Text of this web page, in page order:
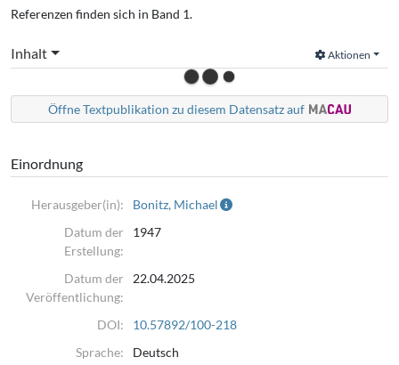
Referenzen finden sich in Band 1.
Inhalt Aktionen
Öffne Textpublikation zu diesem Datensatz auf
Einordnung
Herausgeber(in):
Bonitz, Michael
Datum der
Erstellung:
1947
Datum der
Veröffentlichung:
22.04.2025
DOI:
10.57892/100-218
Sprache:
Deutsch